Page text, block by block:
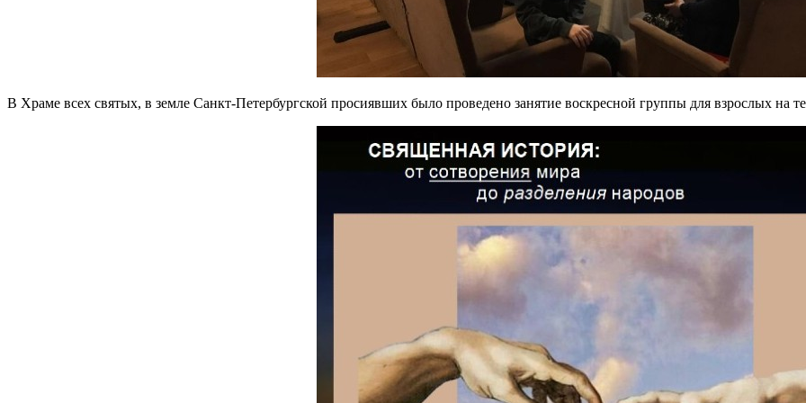
В Храме всех святых, в земле Санкт-Петербургской просиявших было проведено занятие воскресной группы для взрослых на